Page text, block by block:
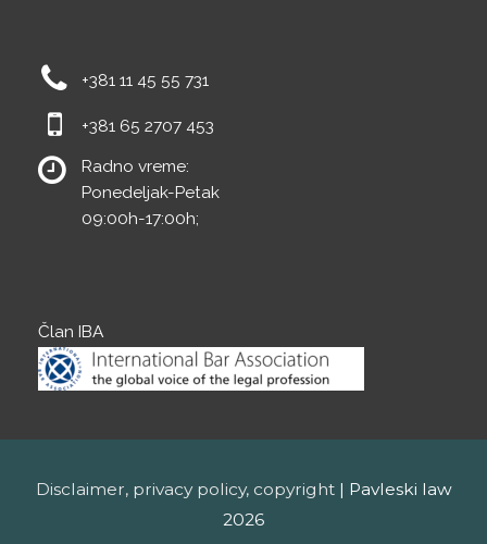
+381 11 45 55 731
+381 65 2707 453
Radno vreme:
Ponedeljak-Petak
09:00h-17:00h;
Član IBA
Disclaimer, privacy policy, copyright| Pavleski law
2026